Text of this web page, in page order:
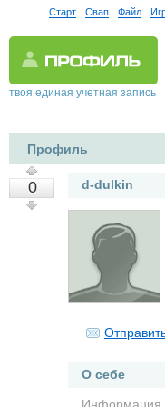
Старт Свап Файл
твоя единая учетная запись
Профиль
0 d-dulkin
О себе